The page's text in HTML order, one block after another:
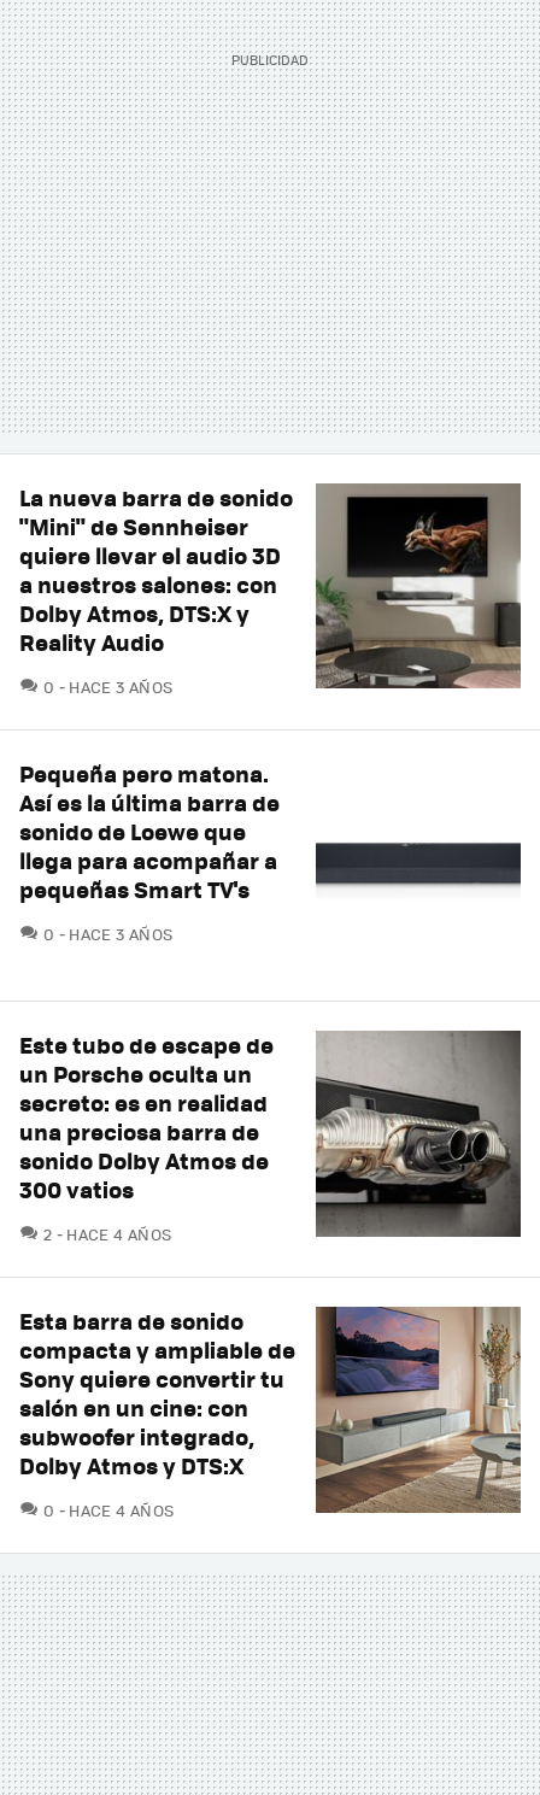
La nueva barra de sonido
"Mini" de Sennheiser
quiere llevar el audio 3D
a nuestros salones: con
Dolby Atmos, DTS:X y
Reality Audio
0 COMENTARIOS
HACE 3 AÑOS
Pequeña pero matona.
Así es la última barra de
sonido de Loewe que
llega para acompañar a
pequeñas Smart TV's
0 COMENTARIOS
HACE 3 AÑOS
Este tubo de escape de
un Porsche oculta un
secreto: es en realidad
una preciosa barra de
sonido Dolby Atmos de
300 vatios
2 COMENTARIOS
HACE 4 AÑOS
Esta barra de sonido
compacta y ampliable de
Sony quiere convertir tu
salón en un cine: con
subwoofer integrado,
Dolby Atmos y DTS:X
0 COMENTARIOS
HACE 4 AÑOS